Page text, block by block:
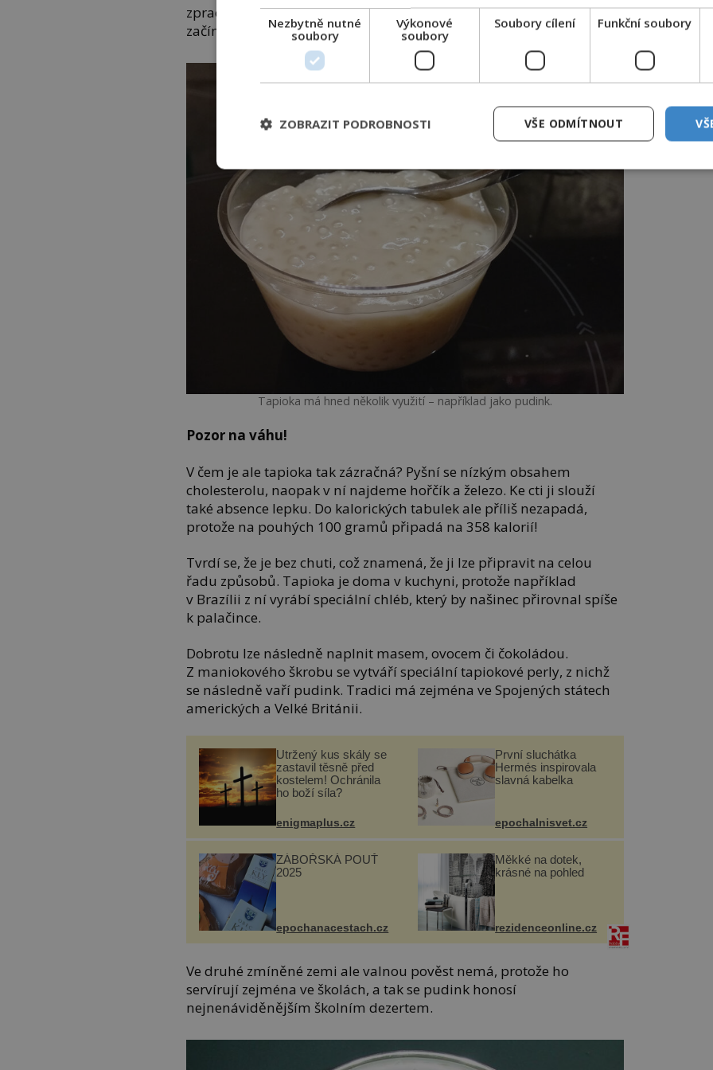
zpracován. Některé poučky tvrdí, že po jednom jediném dni už
začínají hlízy hnít.
Tapioka má hned několik využití – například jako pudink.
Pozor na váhu!
V čem je ale tapioka tak zázračná? Pyšní se nízkým obsahem
cholesterolu, naopak v ní najdeme hořčík a železo. Ke cti ji slouží
také absence lepku. Do kalorických tabulek ale příliš nezapadá,
protože na pouhých 100 gramů připadá na 358 kalorií!
Tvrdí se, že je bez chuti, což znamená, že ji lze připravit na celou
řadu způsobů. Tapioka je doma v kuchyni, protože například
v Brazílii z ní vyrábí speciální chléb, který by našinec přirovnal spíše
k palačince.
Dobrotu lze následně naplnit masem, ovocem či čokoládou.
Z maniokového škrobu se vytváří speciální tapiokové perly, z nichž
se následně vaří pudink. Tradici má zejména ve Spojených státech
amerických a Velké Británii.
Utržený kus skály se
zastavil těsně před
kostelem! Ochránila
ho boží síla?
enigmaplus.cz
První sluchátka
Hermés inspirovala
slavná kabelka
epochalnisvet.cz
ZÁBOŘSKÁ POUŤ
2025
epochanacestach.cz
Měkké na dotek,
krásné na pohled
rezidenceonline.cz
Ve druhé zmíněné zemi ale valnou pověst nemá, protože ho
servírují zejména ve školách, a tak se pudink honosí
nejnenáviděnějším školním dezertem.
Nezbytně nutné
soubory
Výkonové
soubory
Soubory cílení Funkční soubory
VŠE ODMÍTNOUT
ZOBRAZIT PODROBNOSTI